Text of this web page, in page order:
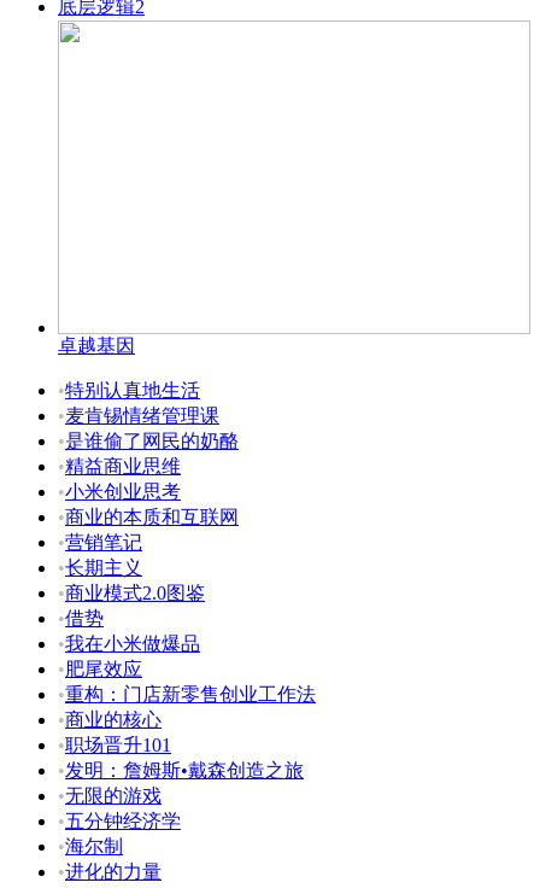
底层逻辑2
卓越基因
•特别认真地生活
•麦肯锡情绪管理课
•是谁偷了网民的奶酪
•精益商业思维
•小米创业思考
•商业的本质和互联网
•营销笔记
•长期主义
•商业模式2.0图鉴
•借势
•我在小米做爆品
•肥尾效应
•重构：门店新零售创业工作法
•商业的核心
•职场晋升101
•发明：詹姆斯•戴森创造之旅
•无限的游戏
•五分钟经济学
•海尔制
•进化的力量